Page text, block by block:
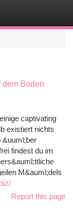
dem Boden
captivating
existiert nichts
&uuml;ber
findest du im
M&auml;dels
Report this page